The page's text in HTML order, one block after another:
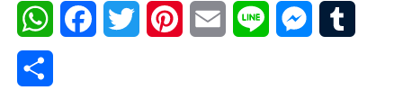
WhatsAppFacebookTwitter PinterestEmail Line Messenger